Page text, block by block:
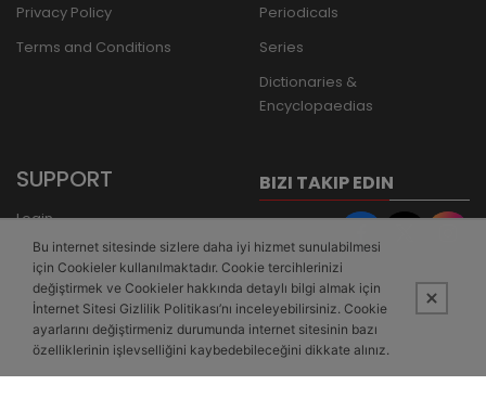
Privacy Policy
Terms and Conditions
Periodicals
Series
Dictionaries &
Encyclopaedias
SUPPORT
Login
Register
Forgot Password
Bank Transfer
BIZI TAKIP EDIN
Bu internet sitesinde sizlere daha iyi hizmet sunulabilmesi
için Cookieler kullanılmaktadır. Cookie tercihlerinizi
değiştirmek ve Cookieler hakkında detaylı bilgi almak için
İnternet Sitesi Gizlilik Politikası’nı inceleyebilirsiniz. Cookie
ayarlarını değiştirmeniz durumunda internet sitesinin bazı
özelliklerinin işlevselliğini kaybedebileceğini dikkate alınız.